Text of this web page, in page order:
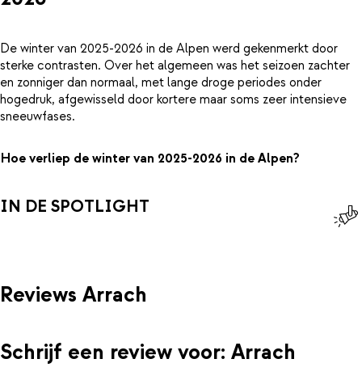
De winter van 2025-2026 in de Alpen werd gekenmerkt door
sterke contrasten. Over het algemeen was het seizoen zachter
en zonniger dan normaal, met lange droge periodes onder
hogedruk, afgewisseld door kortere maar soms zeer intensieve
sneeuwfases.
Hoe verliep de winter van 2025-2026 in de Alpen?
IN DE SPOTLIGHT
Reviews Arrach
Schrijf een review voor: Arrach